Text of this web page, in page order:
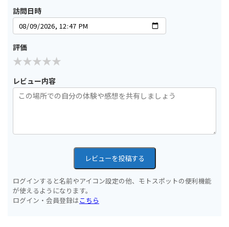
訪問日時
評価
レビュー内容
レビューを投稿する
ログインすると名前やアイコン設定の他、モトスポットの便利機能
が使えるようになります。
ログイン・会員登録はこちら